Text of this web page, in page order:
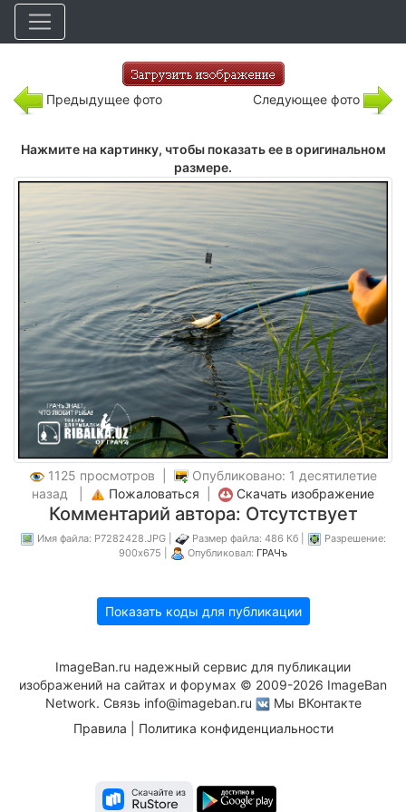
Предыдущее фото Следующее фото
Нажмите на картинку, чтобы показать ее в оригинальном
размере.
1125 просмотров |
Опубликовано: 1 десятилетие
назад |
Пожаловаться Скачать изображение
Комментарий автора: Отсутствует
Имя файла: P7282428.JPG | Размер файла: 486 Кб |
Разрешение:
900x675 |
Опубликовал: ГРАЧъ
Показать коды для публикации
ImageBan.ru надежный сервис для публикации
изображений на сайтах и форумах © 2009-2026 ImageBan
Network. Связь info@imageban.ru
Мы ВКонтакте
Правила
Политика конфиденциальности